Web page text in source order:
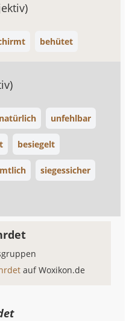
behütet
natürlich unfehlbar
besiegelt
siegessicher
auf Woxikon.de